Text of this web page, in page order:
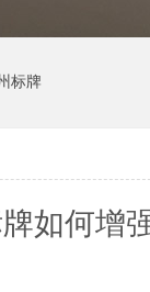
标牌
如何增